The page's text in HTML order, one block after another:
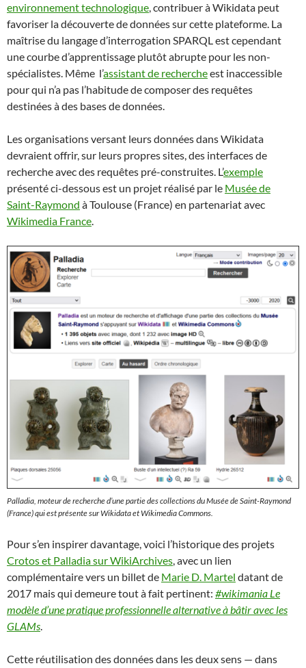
environnement technologique, contribuer à Wikidata peut
favoriser la découverte de données sur cette plateforme. La
maîtrise du langage d’interrogation SPARQL est cependant
une courbe d’apprentissage plutôt abrupte pour les non-
spécialistes. Même l’assistant de rechercheest inaccessible
pour qui n’a pas l’habitude de composer des requêtes
destinées à des bases de données.
Les organisations versant leurs données dans Wikidata
devraient offrir, sur leurs propres sites, des interfaces de
recherche avec des requêtes pré-construites. L’exemple
présenté ci-dessous est un projet réalisé par le Musée de
Saint-Raymond à Toulouse (France) en partenariat avec
Wikimedia France.
Palladia, moteur de recherche d’une partie des collections du Musée de Saint-Raymond
(France) qui est présente sur Wikidata et Wikimedia Commons.
Pour s’en inspirer davantage, voici l’historique des projets
Crotos et Palladia sur WikiArchives, avec un lien
complémentaire vers un billet de Marie D. Martel datant de
2017 mais qui demeure tout à fait pertinent: #wikimania Le
modèle d’une pratique professionnelle alternative à bâtir avec les
GLAMs.
Cette réutilisation des données dans les deux sens — dans